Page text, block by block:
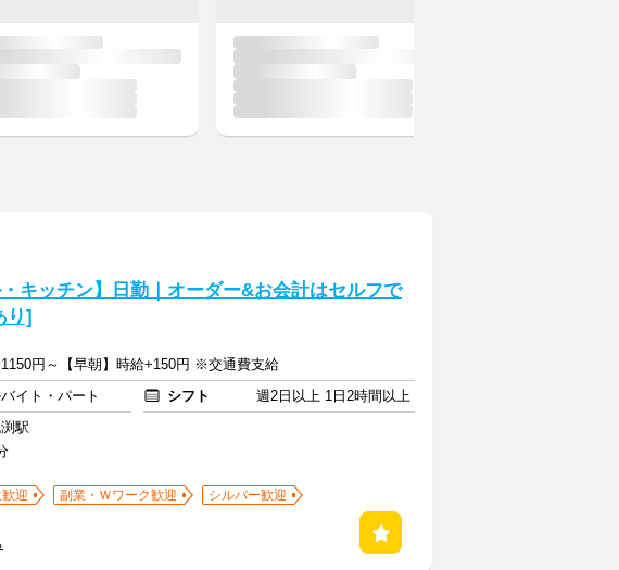
・キッチン】日勤｜オーダー&お会計はセルフで
り]
円～【早朝】時給+150円 ※交通費支給
イト・パート シフト
週2日以上 1日2時間以上
駅
迎 副業・Ｗワーク歓迎
シルバー歓迎